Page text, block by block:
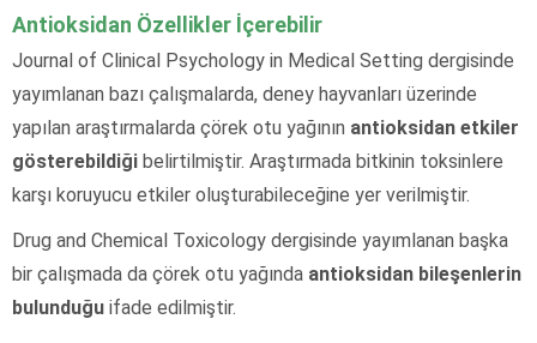
Antioksidan Özellikler İçerebilir
Journal of Clinical Psychology in Medical Setting dergisinde
yayımlanan bazı çalışmalarda, deney hayvanları üzerinde
yapılan araştırmalarda çörek otu yağının antioksidan etkiler
gösterebildiği belirtilmiştir. Araştırmada bitkinin toksinlere
karşı koruyucu etkiler oluşturabileceğine yer verilmiştir.
Drug and Chemical Toxicology dergisinde yayımlanan başka
bir çalışmada da çörek otu yağında antioksidan bileşenlerin
bulunduğu ifade edilmiştir.